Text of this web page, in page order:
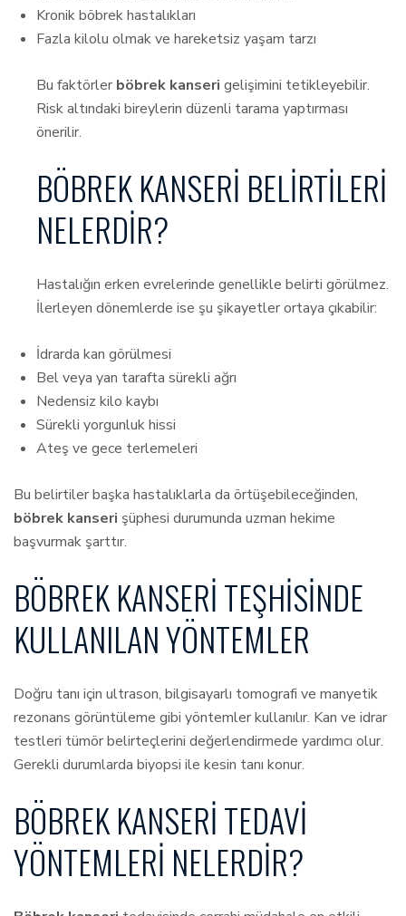
Kronik böbrek hastalıkları
Fazla kilolu olmak ve hareketsiz yaşam tarzı
Bu faktörler böbrek kanseri gelişimini tetikleyebilir.
Risk altındaki bireylerin düzenli tarama yaptırması
önerilir.
BÖBREK KANSERI BELIRTILERI
NELERDIR?
Hastalığın erken evrelerinde genellikle belirti görülmez.
İlerleyen dönemlerde ise şu şikayetler ortaya çıkabilir:
İdrarda kan görülmesi
Bel veya yan tarafta sürekli ağrı
Nedensiz kilo kaybı
Sürekli yorgunluk hissi
Ateş ve gece terlemeleri
Bu belirtiler başka hastalıklarla da örtüşebileceğinden,
böbrek kanseri şüphesi durumunda uzman hekime
başvurmak şarttır.
BÖBREK KANSERI TEŞHISINDE
KULLANILAN YÖNTEMLER
Doğru tanı için ultrason, bilgisayarlı tomografi ve manyetik
rezonans görüntüleme gibi yöntemler kullanılır. Kan ve idrar
testleri tümör belirteçlerini değerlendirmede yardımcı olur.
Gerekli durumlarda biyopsi ile kesin tanı konur.
BÖBREK KANSERI TEDAVI
YÖNTEMLERI NELERDIR?